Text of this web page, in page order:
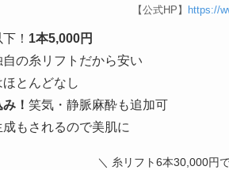
【公式HP】 https://
！ 1本5,000円
の糸リフトだから安い
とんどなし
！ 笑気・静脈麻酔も追加可
もされるので美肌に
＼ 糸リフト6本30,000円